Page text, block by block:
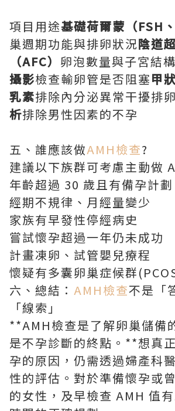
項目用途基礎荷爾蒙（FSH
巢週期功能與排卵狀況陰道
（AFC） 卵泡數量與子宮結構
攝影檢查輸卵管是否阻塞甲
乳素排除內分泌異常干擾排卵
析排除男性因素的不孕
五、誰應該做AMH檢查?
建議以下族群可考慮主動做
年齡超過 30 歲且有備孕計劃
經期不規律、月經量變少
家族有早發性停經病史
嘗試懷孕超過一年仍未成功
計畫凍卵、試管嬰兒療程
懷疑有多囊卵巢症候群
六、總結： AMH檢查不是「
「線索」
**AMH檢查是了解卵巢儲備
是不孕診斷的終點。**想真
孕的原因，仍需透過婦產科
性的評估。對於準備懷孕或
的女性，及早檢查 AMH 值